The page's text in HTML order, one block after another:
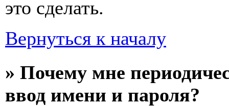
это сделать.
Вернуться к началу
» Почему мне
ввод имени и пароля?